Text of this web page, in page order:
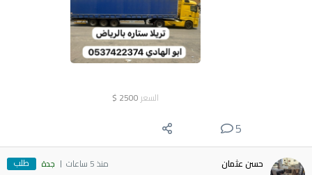
السعر 2500
$
5
حسن عثمان منذ 5 ساعات جدة طلب